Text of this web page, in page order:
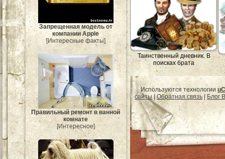
Запрещенная модель от
компании Apple
[Интересные факты]
Правильный ремонт в ванной
комнате
[Интересное]
Таинственный дневник. В
поисках брата
Используются технологии
сайты|Обратная связь Блог